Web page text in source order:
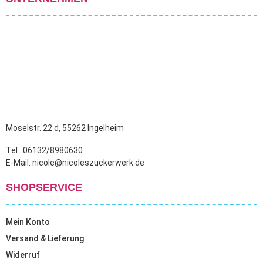
Moselstr. 22 d, 55262 Ingelheim
Tel.: 06132/8980630
E-Mail: nicole@nicoleszuckerwerk.de
SHOPSERVICE
Mein Konto
Versand & Lieferung
Widerruf